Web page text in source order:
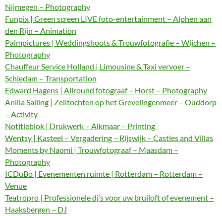
Nijmegen – Photography
Funpix | Green screen LIVE foto-entertainment – Alphen aan
den Rijn – Animation
Palmpictures | Weddingshoots & Trouwfotografie – Wijchen –
Photography
Chauffeur Service Holland | Limousine & Taxi vervoer –
Schiedam – Transportation
Edward Hagens | Allround fotograaf – Horst – Photography
Anilla Sailing | Zeiltochten op het Grevelingenmeer – Ouddorp
– Activity
Notitieblok | Drukwerk – Alkmaar – Printing
Wentsy | Kasteel – Vergadering – Rijswijk – Castles and Villas
Moments by Naomi | Trouwfotograaf – Maasdam –
Photography
ICDuBo | Evenementen ruimte | Rotterdam – Rotterdam –
Venue
Teatropro | Professionele dj’s voor uw bruiloft of evenement –
Haaksbergen – DJ